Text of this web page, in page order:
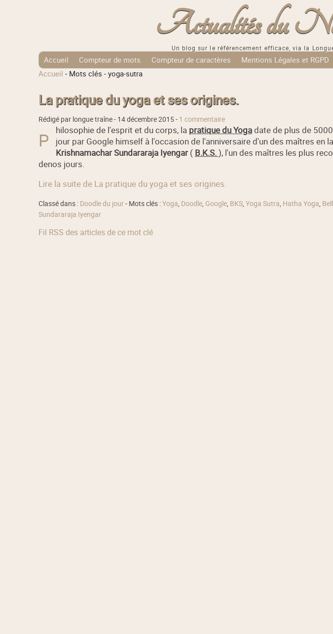
Actualités du Net
Un blog sur le référencement efficace, via la
Accueil Compteur de mots Compteur de caractères Mentions Légales et RGPD
Tags Cloud
Accueil - Mots clés - yoga-sutra
La pratique du yoga et ses origines.
Rédigé par longue traîne - 14 décembre 2015- 1 commentaire
P hilosophie de l'esprit et du corps, la pratique du Yogadate de plus de
jour par Google himself à l'occasion de l'anniversaire d'un des maîtres en
Krishnamachar Sundararaja Iyengar( B.K.S.), l'un des maîtres les plus
denos jours.
Lire la suite de La pratique du yoga et ses origines.
Classé dans : Doodle du jour- Mots clés :Yoga, Doodle, Google, BKS, Yoga Sutra, Hatha Yoga,
Sundararaja Iyengar
Fil RSS des articles de ce mot clé